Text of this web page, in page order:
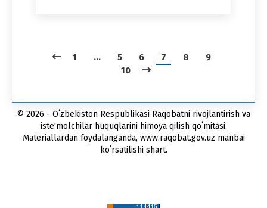
1 … 5 6 7 8
9
10
© 2026 - Oʻzbekiston Respublikasi Raqobatni rivojlantirish va
iste'molchilar huquqlarini himoya qilish qoʻmitasi.
Materiallardan foydalanganda, www.raqobat.gov.uz manbai
koʻrsatilishi shart.